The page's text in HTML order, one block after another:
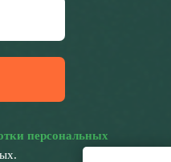
персональных